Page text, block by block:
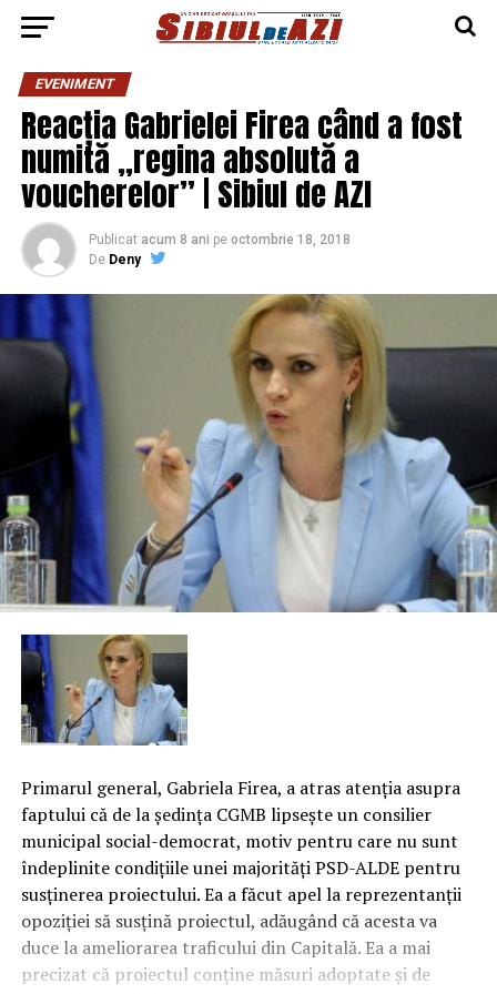
EVENIMENT
Reacția Gabrielei Firea când a fost
numită „regina absolută a
voucherelor” | Sibiul de AZI
Publicat acum 8 ani pe octombrie 18, 2018
De Deny
Primarul general, Gabriela Firea, a atras atenţia asupra
faptului că de la şedinţa CGMB lipseşte un consilier
municipal social-democrat, motiv pentru care nu sunt
îndeplinite condiţiile unei majorităţi PSD-ALDE pentru
susţinerea proiectului. Ea a făcut apel la reprezentanţii
opoziţiei să susţină proiectul, adăugând că acesta va
duce la ameliorarea traficului din Capitală. Ea a mai
precizat că proiectul conţine măsuri adoptate şi de